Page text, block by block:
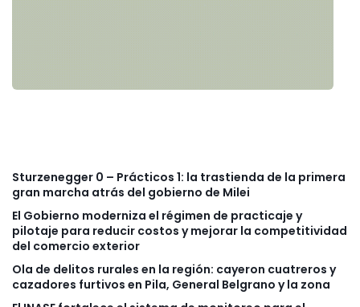
Sturzenegger 0 – Prácticos 1: la trastienda de la primera
gran marcha atrás del gobierno de Milei
El Gobierno moderniza el régimen de practicaje y
pilotaje para reducir costos y mejorar la competitividad
del comercio exterior
Ola de delitos rurales en la región: cayeron cuatreros y
cazadores furtivos en Pila, General Belgrano y la zona